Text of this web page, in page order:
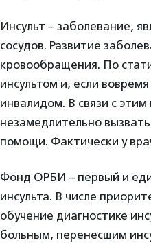
Инсульт – заболевание,
сосудов. Развитие
кровообращения. По
инсультом и, если
инвалидом. В связи с
незамедлительно
помощи. Фактически у
Фонд ОРБИ – первый и
инсульта. В числе
обучение диагностике
больным, перенесшим